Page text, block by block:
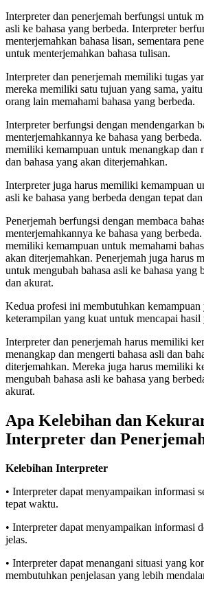
Interpreter dan penerjemah berfungsi untuk
asli ke bahasa yang berbeda. Interpreter
menterjemahkan bahasa lisan, sementara
untuk menterjemahkan bahasa tulisan.
Interpreter dan penerjemah memiliki tugas
mereka memiliki satu tujuan yang sama,
orang lain memahami bahasa yang berbeda.
Interpreter berfungsi dengan mendengarkan
menterjemahkannya ke bahasa yang
memiliki kemampuan untuk menangkap dan
dan bahasa yang akan diterjemahkan.
Interpreter juga harus memiliki kemampuan
asli ke bahasa yang berbeda dengan tepat
Penerjemah berfungsi dengan membaca
menterjemahkannya ke bahasa yang
memiliki kemampuan untuk memahami
akan diterjemahkan. Penerjemah juga harus
untuk mengubah bahasa asli ke bahasa yang
dan akurat.
Kedua profesi ini membutuhkan kemampuan
keterampilan yang kuat untuk mencapai hasil
Interpreter dan penerjemah harus memiliki
menangkap dan mengerti bahasa asli dan
diterjemahkan. Mereka juga harus memiliki
mengubah bahasa asli ke bahasa yang
akurat.
Apa Kelebihan dan
Interpreter dan
Kelebihan Interpreter
• Interpreter dapat menyampaikan informasi
tepat waktu.
• Interpreter dapat menyampaikan informasi
jelas.
• Interpreter dapat menangani situasi yang
membutuhkan penjelasan yang lebih